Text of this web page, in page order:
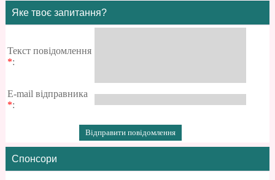
Яке твоє запитання?
Текст повідомлення
*:
E-mail відправника
*:
Спонсори